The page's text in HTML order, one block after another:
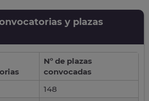
y plazas
Nº de plazas
convocadas
148